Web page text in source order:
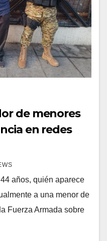
de menores
en redes
años, quién aparece
a una menor de
Fuerza Armada sobre